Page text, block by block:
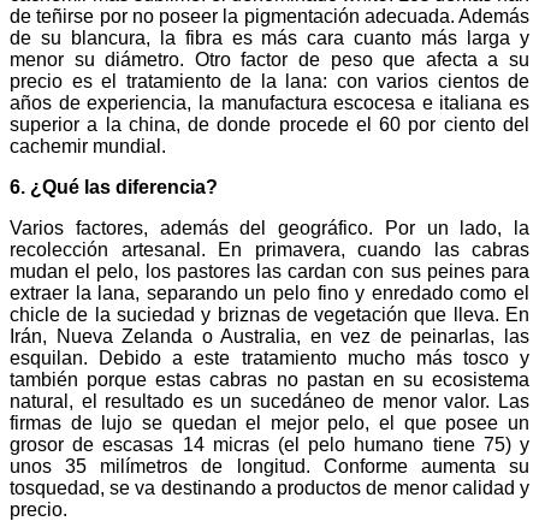
de teñirse por no poseer la pigmentación adecuada. Además
de su blancura, la fibra es más cara cuanto más larga y
menor su diámetro. Otro factor de peso que afecta a su
precio es el tratamiento de la lana: con varios cientos de
años de experiencia, la manufactura escocesa e italiana es
superior a la china, de donde procede el 60 por ciento del
cachemir mundial.
6. ¿Qué las diferencia?
Varios factores, además del geográfico. Por un lado, la
recolección artesanal. En primavera, cuando las cabras
mudan el pelo, los pastores las cardan con sus peines para
extraer la lana, separando un pelo fino y enredado como el
chicle de la suciedad y briznas de vegetación que lleva. En
Irán, Nueva Zelanda o Australia, en vez de peinarlas, las
esquilan. Debido a este tratamiento mucho más tosco y
también porque estas cabras no pastan en su ecosistema
natural, el resultado es un sucedáneo de menor valor. Las
firmas de lujo se quedan el mejor pelo, el que posee un
grosor de escasas 14 micras (el pelo humano tiene 75) y
unos 35 milímetros de longitud. Conforme aumenta su
tosquedad, se va destinando a productos de menor calidad y
precio.